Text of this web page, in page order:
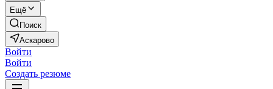
Ещё
Поиск
Аскарово
Войти
Войти
Создать резюме